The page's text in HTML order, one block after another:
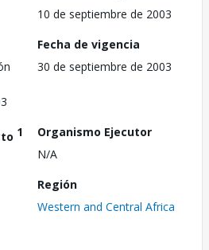
10 de septiembre de 2003
Fecha de vigencia
30 de septiembre de 2003
1
Organismo Ejecutor
N/A
Región
Western and Central Africa